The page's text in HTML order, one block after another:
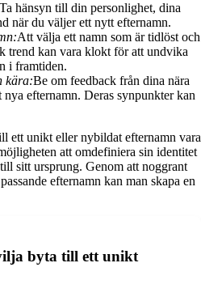
Ta hänsyn till din personlighet, dina
när du väljer ett nytt efternamn.
Att välja ett namn som är tidlöst och
trend kan vara klokt för att undvika
i framtiden.
kära:Be om feedback från dina nära
efternamn. Deras synpunkter kan
ett unikt eller nybildat efternamn vara
att omdefiniera sin identitet
sitt ursprung. Genom att noggrant
efternamn kan man skapa en
byta till ett unikt